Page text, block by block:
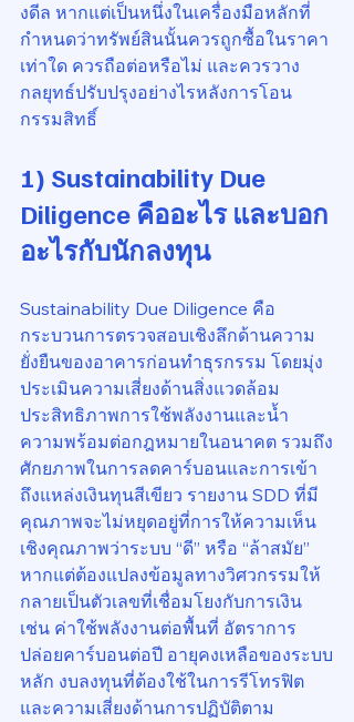
งดีล หากแต่เป็นหนึ่งในเครื่องมือหลักที่
กำหนดว่าทรัพย์สินนั้นควรถูกซื้อในราคา
เท่าใด ควรถือต่อหรือไม่ และควรวาง
กลยุทธ์ปรับปรุงอย่างไรหลังการโอน
กรรมสิทธิ์
1) Sustainability Due
Diligence คืออะไร และบอก
อะไรกับนักลงทุน
Sustainability Due Diligence คือ
กระบวนการตรวจสอบเชิงลึกด้านความ
ยั่งยืนของอาคารก่อนทำธุรกรรม โดยมุ่ง
ประเมินความเสี่ยงด้านสิ่งแวดล้อม
ประสิทธิภาพการใช้พลังงานและน้ำ
ความพร้อมต่อกฎหมายในอนาคต รวมถึง
ศักยภาพในการลดคาร์บอนและการเข้า
ถึงแหล่งเงินทุนสีเขียว รายงาน SDD ที่มี
คุณภาพจะไม่หยุดอยู่ที่การให้ความเห็น
เชิงคุณภาพว่าระบบ “ดี” หรือ “ล้าสมัย”
หากแต่ต้องแปลงข้อมูลทางวิศวกรรมให้
กลายเป็นตัวเลขที่เชื่อมโยงกับการเงิน
เช่น ค่าใช้พลังงานต่อพื้นที่ อัตราการ
ปล่อยคาร์บอนต่อปี อายุคงเหลือของระบบ
หลัก งบลงทุนที่ต้องใช้ในการรีโทรฟิต
และความเสี่ยงด้านการปฏิบัติตาม